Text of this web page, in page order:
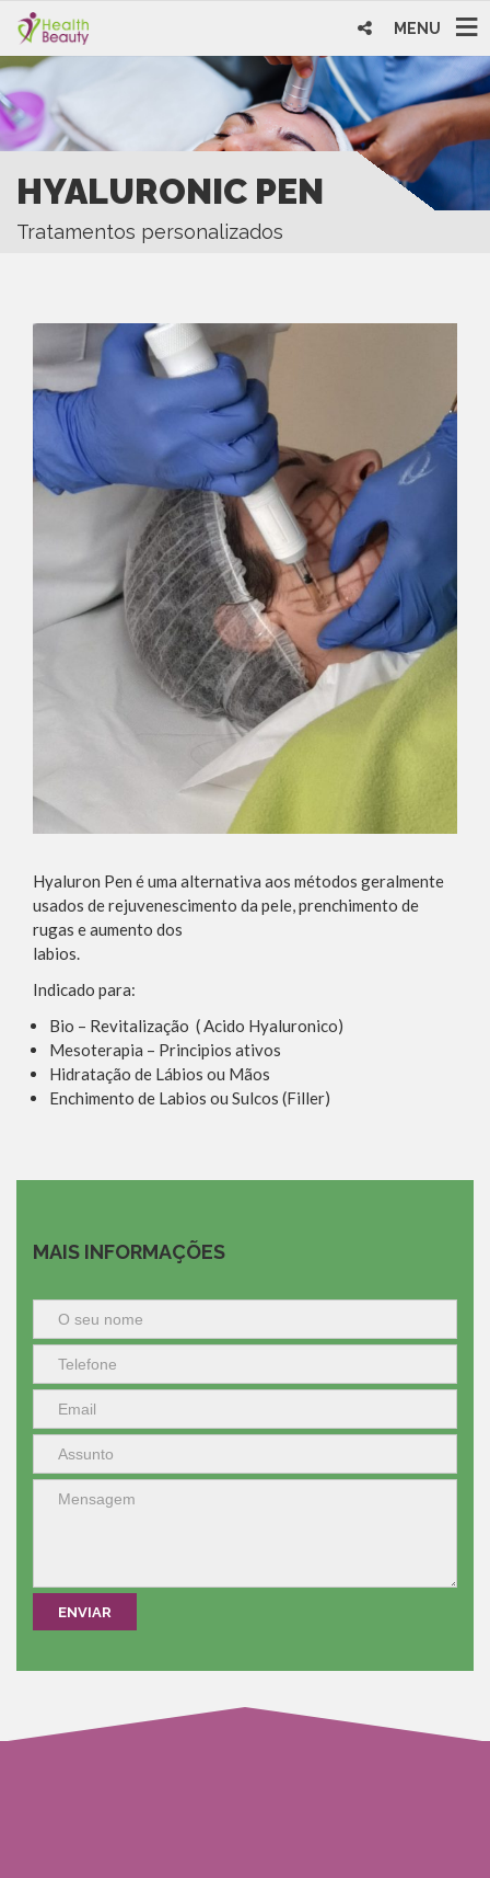
MENU
HYALURONIC PEN
Tratamentos personalizados
Hyaluron Pen é uma alternativa aos métodos geralmente
usados de rejuvenescimento da pele, prenchimento de
rugas e aumento dos
labios.
Indicado para:
Bio – Revitalização ( Acido Hyaluronico)
Mesoterapia – Principios ativos
Hidratação de Lábios ou Mãos
Enchimento de Labios ou Sulcos (Filler)
MAIS INFORMAÇÕES